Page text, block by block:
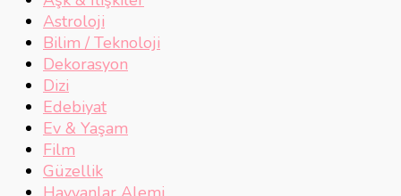
Astroloji
Bilim / Teknoloji
Dekorasyon
Dizi
Edebiyat
Ev & Yaşam
Film
Güzellik